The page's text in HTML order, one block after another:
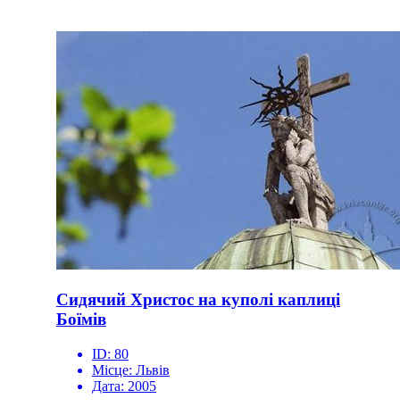
Сидячий Христос на куполі каплиці
Боїмів
ID: 80
Місце: Львів
Дата: 2005